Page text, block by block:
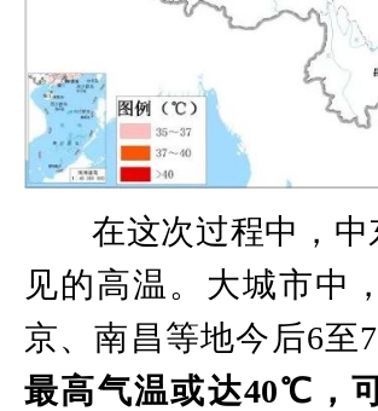
在这次过程中，
见的高温。大城市中
京、南昌等地今后6至
最高气温或达40℃，